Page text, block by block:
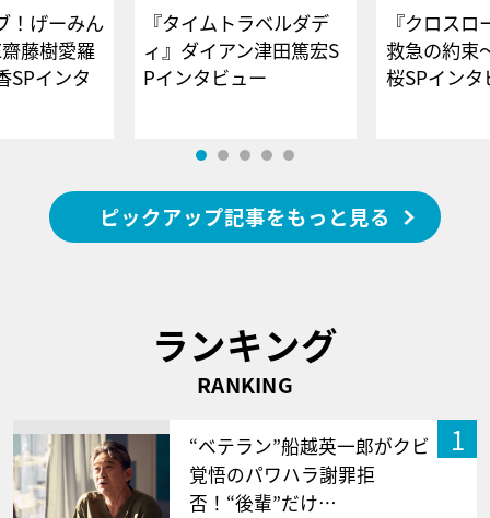
！げーみん
藤樹愛羅
SPインタ
『タイムトラベルダデ
ィ』ダイアン津田篤宏S
Pインタビュー
『クロス
救急の約束
桜SPイ
ピックアップ記事をもっと見る
ランキング
RANKING
1
“ベテラン”船越英一郎がクビ
覚悟のパワハラ謝罪拒
否！“後輩”だけ…